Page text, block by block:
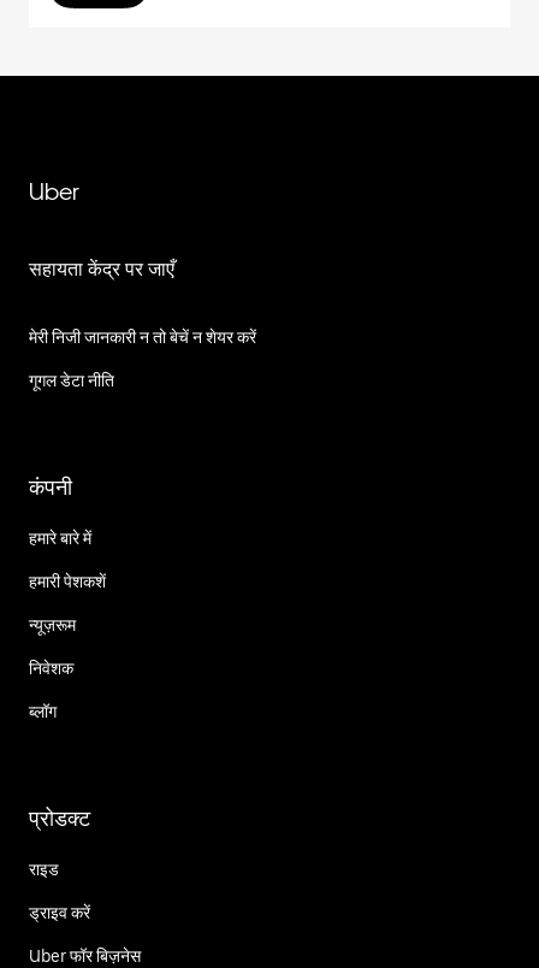
Uber
सहायता केंद्र पर जाएँ
मेरी निजी जानकारी न तो बेचें न शेयर करें
गूगल डेटा नीति
कंपनी
हमारे बारे में
हमारी पेशकशें
न्यूज़रूम
निवेशक
ब्लॉग
प्रोडक्ट
राइड
ड्राइव करें
Uber फॉर बिज़नेस